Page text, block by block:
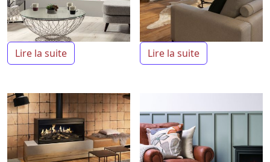
Lire la suite Lire la suite